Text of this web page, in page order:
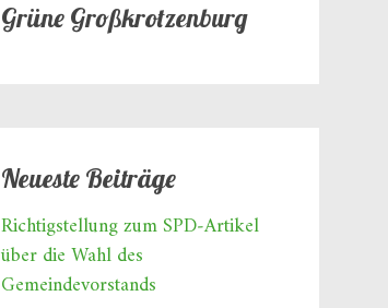
Grüne Großkrotzenburg
Neueste Beiträge
Richtigstellung zum SPD‑Artikel
über die Wahl des
Gemeindevorstands